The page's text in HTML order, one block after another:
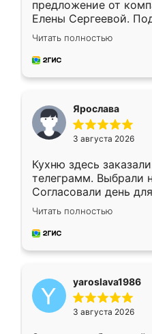
предложение от
Елены Сергеевой.
короткие сроки
для замера
предложил по моему
Читать полностью
Ярослава
3 августа 2026
Кухню здесь
телеграмм. Выбрали
Согласовали день
недели кухня была
довольны работой.
мебель за
Читать полностью
yaroslava1986
3 августа 2026